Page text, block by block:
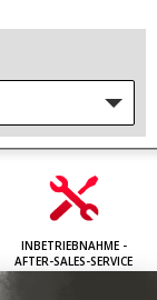
INBETRIEBNAHME -
AFTER-SALES-SERVICE